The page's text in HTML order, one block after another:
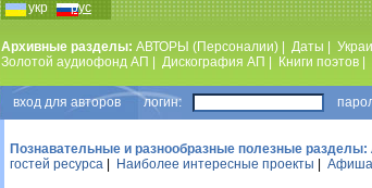
укр рус
Архивные разделы: АВТОРЫ (Персоналии) Даты
Золотой аудиофонд АП
Дискография АП Книги поэтов
вход для авторов логин:
Познавательные и разнообразные полезные разделы:
гостей ресурса
Наиболее интересные проекты Афиша